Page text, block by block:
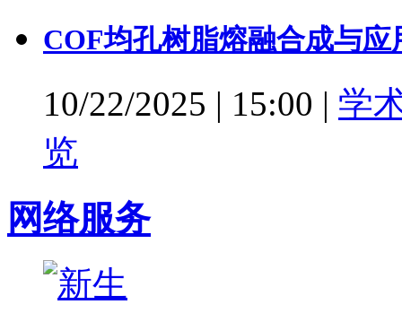
COF均孔树脂熔融合成与应
10/22/2025 | 15:00 | 学
览
网络服务